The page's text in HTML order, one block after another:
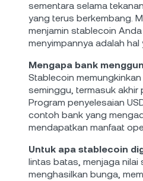
sementara selama
yang terus berkembang.
menjamin stablecoin
menyimpannya adalah hal
Mengapa bank
Stablecoin
seminggu, termasuk akhir
Program penyelesaian
contoh bank yang
mendapatkan manfaat
Untuk apa stablecoin
lintas batas, menjaga nilai
menghasilkan bunga,